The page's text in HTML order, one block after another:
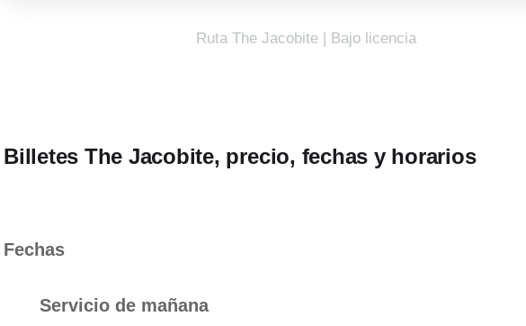
Ruta The Jacobite | Bajo licencia
Billetes The Jacobite, precio, fechas y horarios
Fechas
Servicio de mañana